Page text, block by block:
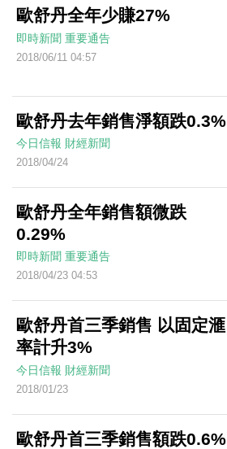
歐舒丹全年少賺27%
即時新聞 重要通告
2018/06/11 04:57
歐舒丹去年銷售淨額跌0.3%
今日信報 財經新聞
2018/04/24
歐舒丹全年銷售額微跌
0.29%
即時新聞 重要通告
2018/04/23 04:53
歐舒丹首三季銷售 以固定滙
率計升3%
今日信報 財經新聞
2018/01/23
歐舒丹首三季銷售額跌0.6%